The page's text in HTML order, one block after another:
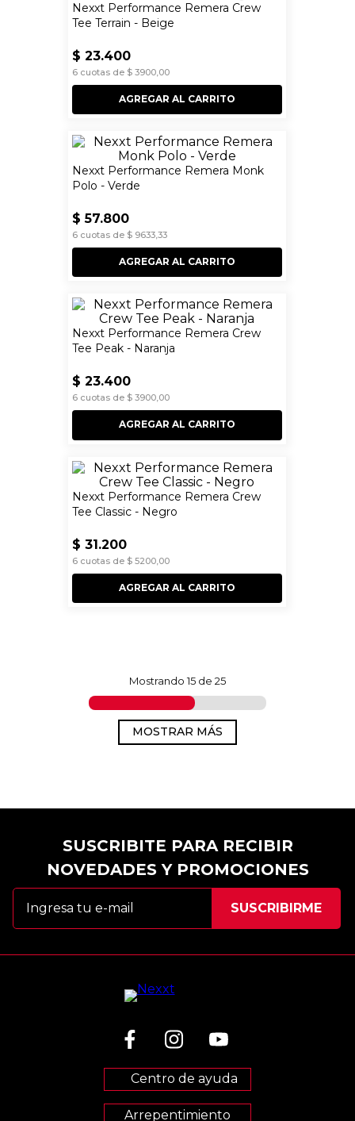
Nexxt Performance Remera Crew
Tee Terrain - Beige
$ 23.400
6cuotas de $ 3900,00
AGREGAR AL CARRITO
Nexxt Performance Remera Monk
Polo - Verde
$ 57.800
6cuotas de $ 9633,33
AGREGAR AL CARRITO
Nexxt Performance Remera Crew
Tee Peak - Naranja
$ 23.400
6cuotas de $ 3900,00
AGREGAR AL CARRITO
Nexxt Performance Remera Crew
Tee Classic - Negro
$ 31.200
6cuotas de $ 5200, 00
AGREGAR AL CARRITO
Mostrando15 de 25
MOSTRAR MÁS
SUSCRIBITE PARA RECIBIR
NOVEDADES Y PROMOCIONES
Centro de ayuda
Arrepentimiento